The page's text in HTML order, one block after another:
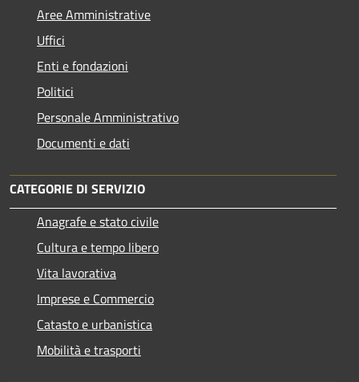
Aree Amministrative
Uffici
Enti e fondazioni
Politici
Personale Amministrativo
Documenti e dati
CATEGORIE DI SERVIZIO
Anagrafe e stato civile
Cultura e tempo libero
Vita lavorativa
Imprese e Commercio
Catasto e urbanistica
Mobilità e trasporti